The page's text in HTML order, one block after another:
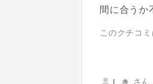
間に合うか
このクチコ
さ